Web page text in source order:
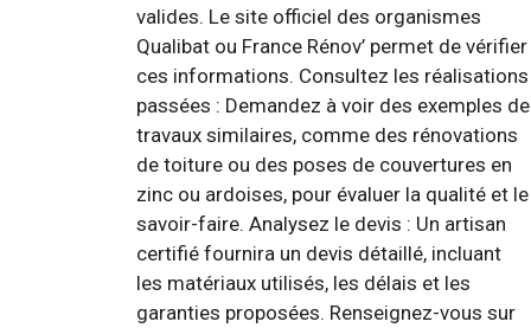
valides. Le site officiel des organismes
Qualibat ou France Rénov’ permet de vérifier
ces informations. Consultez les réalisations
passées : Demandez à voir des exemples de
travaux similaires, comme des rénovations
de toiture ou des poses de couvertures en
zinc ou ardoises, pour évaluer la qualité et le
savoir-faire. Analysez le devis : Un artisan
certifié fournira un devis détaillé, incluant
les matériaux utilisés, les délais et les
garanties proposées. Renseignez-vous sur